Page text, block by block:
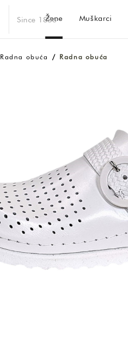
Žene Muškarci
Since 1886
Radna obuća Radna obuća